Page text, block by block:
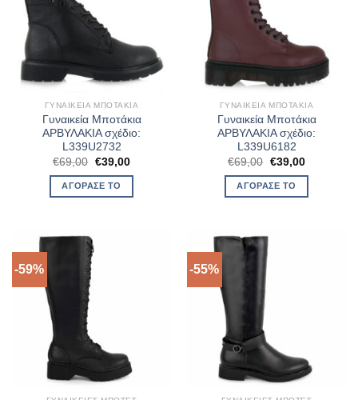
ΓΥΝΑΙΚΕΊΑ ΜΠΟΤΆΚΙΑ
Γυναικεία Μποτάκια
ΑΡΒΥΛΑΚΙΑ σχέδιο:
L339U2732
€69,00 Original
price
was:
€69,00.
€39,00Η
ΑΓΌΡΑΣΈ ΤΟ
ΓΥΝΑΙΚΕΊΑ ΜΠΟΤΆΚΙΑ
Γυναικεία Μποτάκια
ΑΡΒΥΛΑΚΙΑ σχέδιο:
L339U6182
€69,00 Original
price
was:
€69,00.
€39,00Η
ΑΓΌΡΑΣΈ ΤΟ
-59% -55%